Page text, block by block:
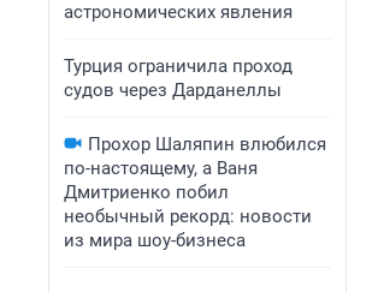
астрономических явления
Турция ограничила проход
судов через Дарданеллы
Прохор Шаляпин влюбился
по-настоящему, а Ваня
Дмитриенко побил
необычный рекорд: новости
из мира шоу-бизнеса